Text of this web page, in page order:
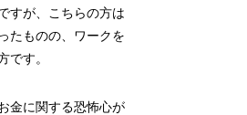
すが、こちらの方は
たものの、ワークを
です。
金に関する恐怖心が